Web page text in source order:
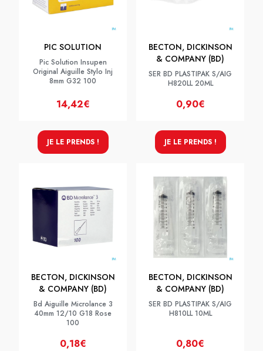
PIC SOLUTION
Pic Solution Insupen
Original Aiguille Stylo Inj
8mm G32 100
14,42€
JE LE PRENDS !
BECTON, DICKINSON
& COMPANY (BD)
SER BD PLASTIPAK S/AIG
H820LL 20ML
0,90€
JE LE PRENDS !
BECTON, DICKINSON
& COMPANY (BD)
Bd Aiguille Microlance 3
40mm 12/10 G18 Rose
100
0,18€
BECTON, DICKINSON
& COMPANY (BD)
SER BD PLASTIPAK S/AIG
H810LL 10ML
0,80€